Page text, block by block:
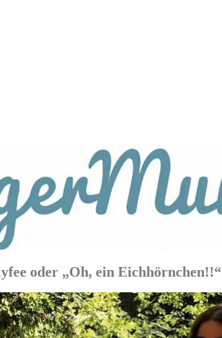
Produkttests und Alltagsthemen
oder „Oh, ein Eichhörnchen!!“